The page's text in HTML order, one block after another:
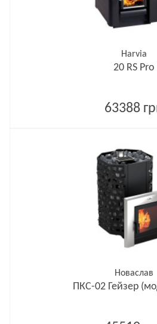
Harvia
20 RS Pro
63388
Новаслав
ПКС-02 Гейзер